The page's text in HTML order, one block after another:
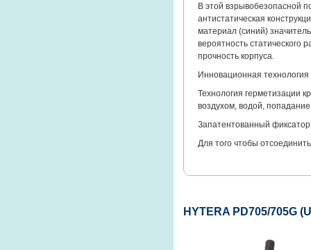
В этой взрывобезопасной
антистатическая
материал (синий)
вероятность статического
прочность корпуса.
Инновационная
Технология герметизации
воздухом, водой,
Запатентованный фиксатор
Для того чтобы
HYTERA PD705/705G